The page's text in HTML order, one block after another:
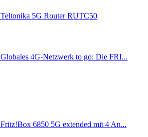
Teltonika 5G Router RUTC50
Globales 4G-Netzwerk to go: Die FRI...
Fritz!Box 6850 5G extended mit 4 An...